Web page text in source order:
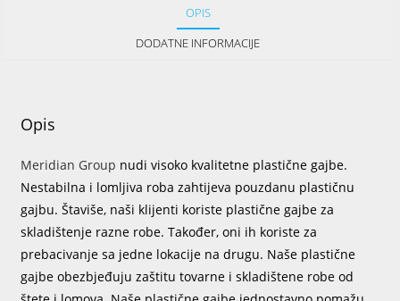
OPIS
DODATNE INFORMACIJE
Opis
Meridian Group nudi visoko kvalitetne plastične gajbe.
Nestabilna i lomljiva roba zahtijeva pouzdanu plastičnu
gajbu. Štaviše, naši klijenti koriste plastične gajbe za
skladištenje razne robe. Također, oni ih koriste za
prebacivanje sa jedne lokacije na drugu. Naše plastične
gajbe obezbjeđuju zaštitu tovarne i skladištene robe od